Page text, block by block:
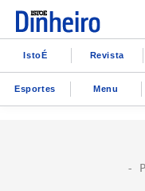
IstoÉ Revista
Esportes Menu